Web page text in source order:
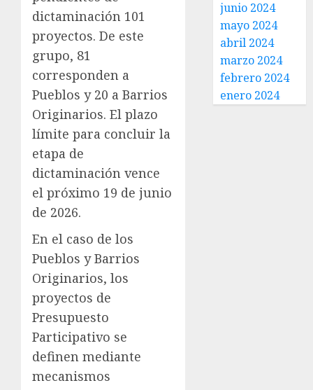
dictaminación 101
proyectos. De este
grupo, 81
corresponden a
Pueblos y 20 a Barrios
Originarios. El plazo
límite para concluir la
etapa de
dictaminación vence
el próximo 19 de junio
de 2026.
En el caso de los
Pueblos y Barrios
Originarios, los
proyectos de
Presupuesto
Participativo se
definen mediante
mecanismos
junio 2024
mayo 2024
abril 2024
marzo 2024
febrero 2024
enero 2024